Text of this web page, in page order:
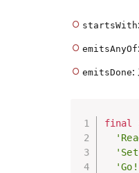
startsWith
emitsAnyOf
emitsDone:
final